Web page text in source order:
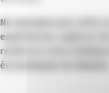
Ne manquez pas cette
expériences, explorer
renforcer votre
économiques de demain.